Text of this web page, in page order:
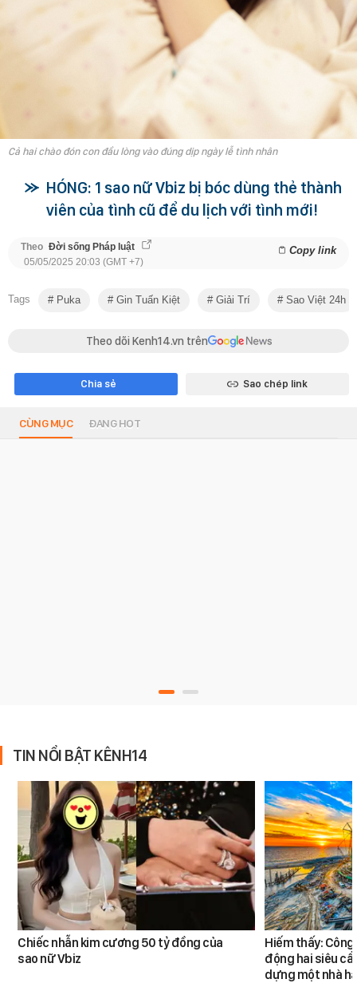
Cả hai chào đón con đầu lòng vào đúng dịp ngày lễ tình nhân
HÓNG: 1 sao nữ Vbiz bị bóc dùng thẻ thành
viên của tình cũ để du lịch với tình mới!
Theo Đời sống Pháp luật Copy link
05/05/2025 20:03 (GMT +7)
Tags Puka Gin Tuấn Kiệt Giải Trí Sao Việt 24h
Theo dõi Kenh14.vn trên
Chia sẻ Sao chép link
CÙNG MỤC ĐANG HOT
TIN NỔI BẬT KÊNH14
Chiếc nhẫn kim cương 50 tỷ đồng của
sao nữ Vbiz
Hiếm thấy:
động hai siêu
dựng một nhà